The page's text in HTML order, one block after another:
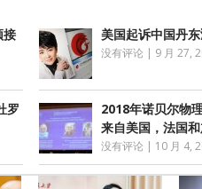
接
美国起诉中国丹
没有评论 | 9 月 27,
罗
2018年诺贝尔物
来自美国，法国
没有评论 | 10 月 4,